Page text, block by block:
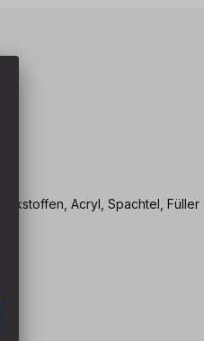
Acryl, Spachtel, Füller